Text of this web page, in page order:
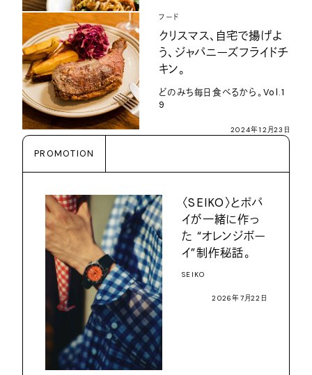
フード
クリスマス、自宅で揚げよ
う、ジャパニーズフライドチ
キン。
どのみち毎日食べるから。Vol.1
9
2024年12月23日
PROMOTION
〈SEIKO〉とポパ
イが一緒に作っ
た “オレンジボー
イ”制作秘話。
SEIKO
2026年7月22日